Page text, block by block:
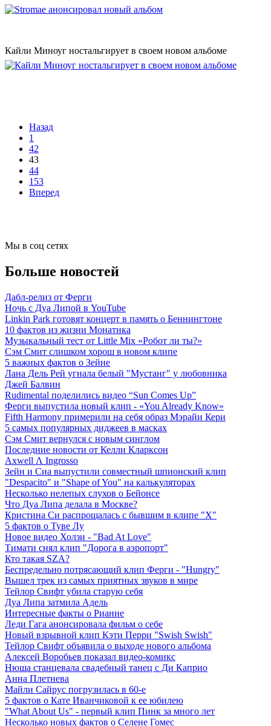
Кайли Миноуг ностальгирует в своем новом альбоме
Назад
1
42
43
44
153
Вперед
Мы в соц сетях
Больше новостей
Дабл-релиз от Ферги
Ночь с Дуа Липой в YouTube
Linkin Park готовят концерт в память о Беннингтоне
10 фактов из жизни Монатика
Музыкальный тест от Little Mix «Робот ли ты?»
Сэм Смит слишком хорош в новом клипе
5 важных фактов о Зейне
Лана Дель Рей угнала белый "Мустанг" у любовника
Джей Балвин
Rudimental поделились видео “Sun Comes Up”
Ферги выпустила новый клип - «You Already Know»
Fifth Harmony примерили на себя образ Мэрайи Кери
5 самых популярных диджеев в масках
Сэм Смит вернулся с новым синглом
Последние новости от Келли Кларксон
Axwell Λ Ingrosso
Зейн и Сиа выпустили совместный шпионский клип
"Despacito" и "Shape of You" на калькуляторах
Несколько нелепых слухов о Бейонсе
Что Дуа Липа делала в Москве?
Кристина Си распрощалась с бывшим в клипе "Х"
5 фактов о Туве Лу
Новое видео Холзи - "Bad At Love"
Тимати снял клип "Дорога в аэропорт"
Кто такая SZA?
Беспредельно потрясающий клип Ферги - "Hungry"
Вышел трек из самых приятных звуков в мире
Тейлор Свифт убила старую себя
Дуа Липа затмила Адель
Интересные факты о Рианне
Леди Гага анонсировала фильм о себе
Новый взрывной клип Кэти Перри "Swish Swish"
Тейлор Свифт объявила о выходе нового альбома
Алексей Воробьев показал видео-комикс
Нюша станцевала свадебный танец с Ди Каприо
Анна Плетнева
Майли Сайрус погрузилась в 60-е
5 фактов о Кате Иванчиковой к ее юбилею
"What About Us" - первый клип Пинк за много лет
Несколько новых фактов о Селене Гомес